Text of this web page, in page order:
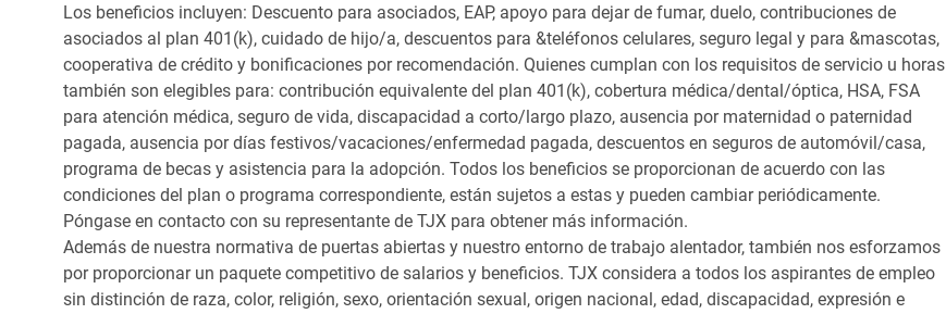
Los beneficios incluyen: Descuento para asociados, EAP, apoyo para dejar de fumar, duelo, contribuciones de
asociados al plan 401(k), cuidado de hijo/a, descuentos para &teléfonos celulares, seguro legal y para &mascotas,
cooperativa de crédito y bonificaciones por recomendación. Quienes cumplan con los requisitos de servicio u horas
también son elegibles para: contribución equivalente del plan 401(k), cobertura médica/dental/óptica, HSA, FSA
para atención médica, seguro de vida, discapacidad a corto/largo plazo, ausencia por maternidad o paternidad
pagada, ausencia por días festivos/vacaciones/enfermedad pagada, descuentos en seguros de automóvil/casa,
programa de becas y asistencia para la adopción. Todos los beneficios se proporcionan de acuerdo con las
condiciones del plan o programa correspondiente, están sujetos a estas y pueden cambiar periódicamente.
Póngase en contacto con su representante de TJX para obtener más información.
Además de nuestra normativa de puertas abiertas y nuestro entorno de trabajo alentador, también nos esforzamos
por proporcionar un paquete competitivo de salarios y beneficios. TJX considera a todos los aspirantes de empleo
sin distinción de raza, color, religión, sexo, orientación sexual, origen nacional, edad, discapacidad, expresión e